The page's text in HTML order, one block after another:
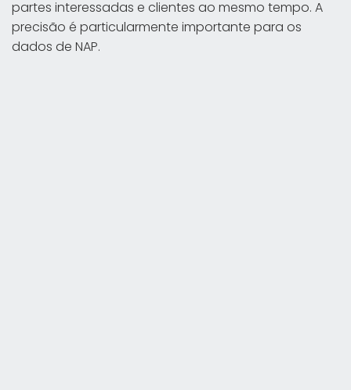
partes interessadas e clientes ao mesmo tempo. A
precisão é particularmente importante para os
dados de NAP.